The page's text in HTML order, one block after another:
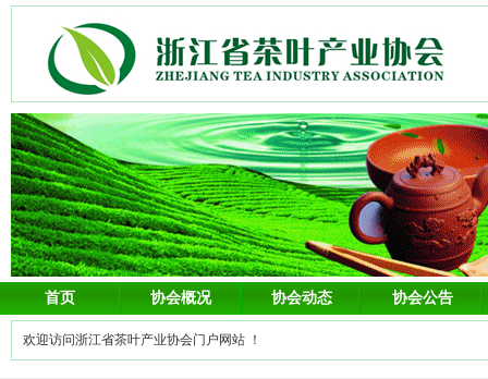
首页 协会概况 协会动态 协会公告
欢迎访问浙江省茶叶产业协会门户网站 ！